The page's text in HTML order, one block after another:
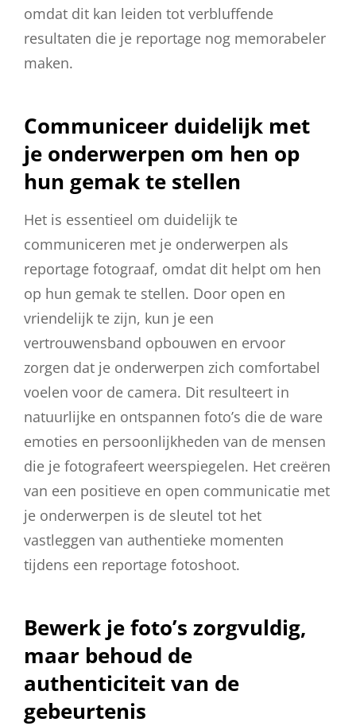
omdat dit kan leiden tot verbluffende
resultaten die je reportage nog memorabeler
maken.
Communiceer duidelijk met
je onderwerpen om hen op
hun gemak te stellen
Het is essentieel om duidelijk te
communiceren met je onderwerpen als
reportage fotograaf, omdat dit helpt om hen
op hun gemak te stellen. Door open en
vriendelijk te zijn, kun je een
vertrouwensband opbouwen en ervoor
zorgen dat je onderwerpen zich comfortabel
voelen voor de camera. Dit resulteert in
natuurlijke en ontspannen foto’s die de ware
emoties en persoonlijkheden van de mensen
die je fotografeert weerspiegelen. Het creëren
van een positieve en open communicatie met
je onderwerpen is de sleutel tot het
vastleggen van authentieke momenten
tijdens een reportage fotoshoot.
Bewerk je foto’s zorgvuldig,
maar behoud de
authenticiteit van de
gebeurtenis